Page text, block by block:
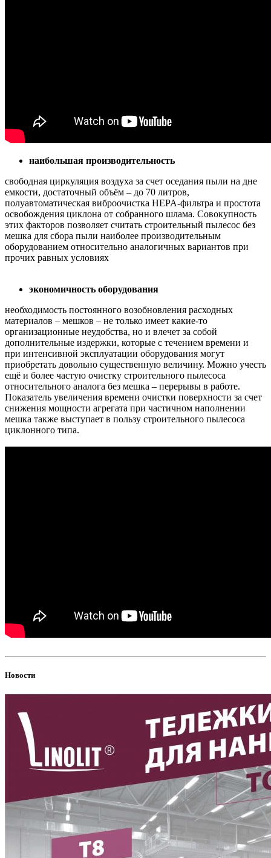
наибольшая производительность
свободная циркуляция воздуха за счет оседания пыли на дне
емкости, достаточный объём – до 70 литров,
полуавтоматическая виброочистка HEPA-фильтра и простота
освобождения циклона от собранного шлама. Совокупность
этих факторов позволяет считать строительный пылесос без
мешка для сбора пыли наиболее производительным
оборудованием относительно аналогичных вариантов при
прочих равных условиях
экономичность оборудования
необходимость постоянного возобновления расходных
материалов – мешков – не только имеет какие-то
организационные неудобства, но и влечет за собой
дополнительные издержки, которые с течением времени и
при интенсивной эксплуатации оборудования могут
приобретать довольно существенную величину. Можно учесть
ещё и более частую очистку строительного пылесоса
относительного аналога без мешка – перерывы в работе.
Показатель увеличения времени очистки поверхности за счет
снижения мощности агрегата при частичном наполнении
мешка также выступает в пользу строительного пылесоса
циклонного типа.
Новости